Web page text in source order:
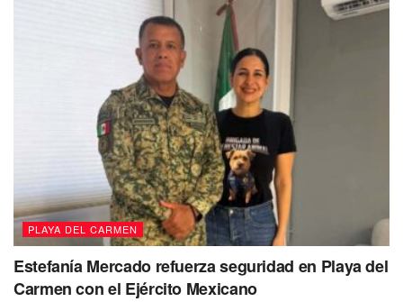
PLAYA DEL CARMEN
Estefanía Mercado refuerza seguridad en Playa del
Carmen con el Ejército Mexicano